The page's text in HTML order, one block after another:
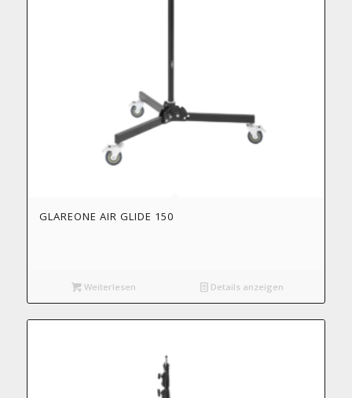
GLAREONE AIR GLIDE 150
Weiterlesen Details anzeigen